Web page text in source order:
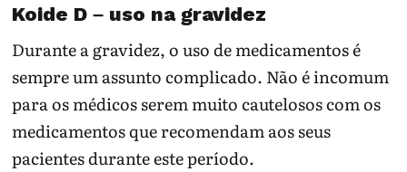
Koide D – uso na gravidez
Durante a gravidez, o uso de medicamentos é
sempre um assunto complicado. Não é incomum
para os médicos serem muito cautelosos com os
medicamentos que recomendam aos seus
pacientes durante este período.